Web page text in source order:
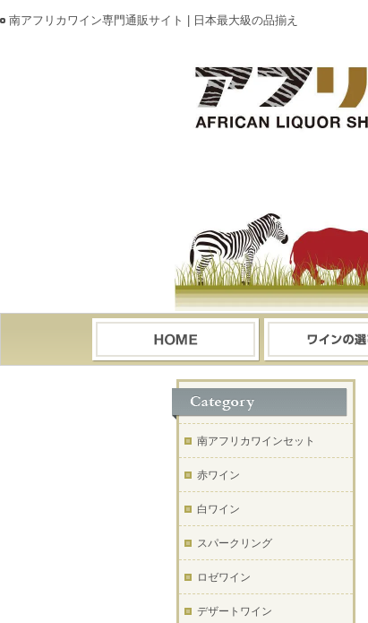
南アフリカワイン専門通販サイト | 日本最大級の品揃え
南アフリカワインセット
赤ワイン
白ワイン
スパークリング
ロゼワイン
デザートワイン